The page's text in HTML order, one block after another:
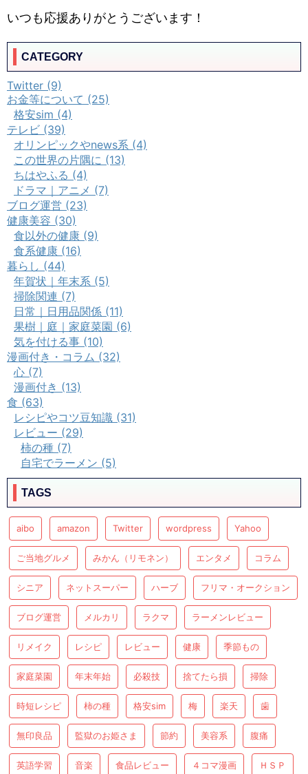
いつも応援ありがとうございます！
CATEGORY
Twitter (9)
お金等について (25)
格安sim (4)
テレビ (39)
オリンピックやnews系 (4)
この世界の片隅に (13)
ちはやふる (4)
ドラマ｜アニメ (7)
ブログ運営 (23)
健康美容 (30)
食以外の健康 (9)
食系健康 (16)
暮らし (44)
年賀状｜年末系 (5)
掃除関連 (7)
日常｜日用品関係 (11)
果樹｜庭｜家庭菜園 (6)
気を付ける事 (10)
漫画付き・コラム (32)
心 (7)
漫画付き (13)
食 (63)
レシピやコツ豆知識 (31)
レビュー (29)
柿の種 (7)
自宅でラーメン (5)
TAGS
aibo amazon Twitter wordpress Yahoo
ご当地グルメ みかん（リモネン） エンタメ コラム
シニア ネットスーパー ハーブ フリマ・オークション
ブログ運営 メルカリ ラクマ ラーメンレビュー
リメイク レシピ レビュー 健康 季節もの
家庭菜園 年末年始 必殺技 捨てたら損 掃除
時短レシピ 柿の種 格安sim 梅 楽天 歯
無印良品 監獄のお姫さま 節約 美容系 腹痛
英語学習 音楽 食品レビュー ４コマ漫画 ＨＳＰ